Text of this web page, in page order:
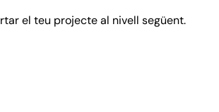
el teu projecte al nivell següent.